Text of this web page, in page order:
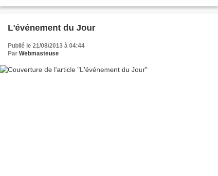
L'événement du Jour
Publié le 21/08/2013 à 04:44
Par Webmasteuse